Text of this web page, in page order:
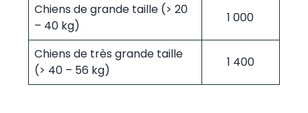
Chiens de grande taille (> 20
– 40 kg)
1 000
Chiens de très grande taille
(> 40 – 56 kg)
1 400